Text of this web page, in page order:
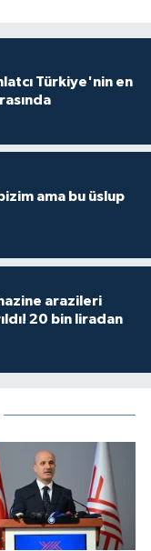
Türkiye'nin en
ama bu üslup
arazileri
20 bin liradan